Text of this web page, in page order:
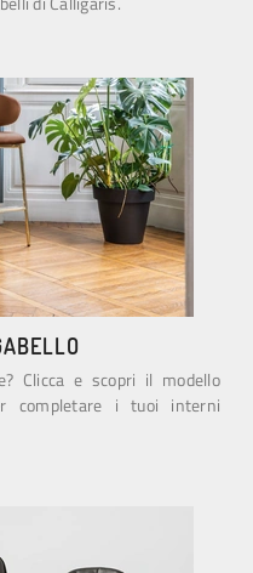
Clicca e scopri il modello
completare i tuoi interni